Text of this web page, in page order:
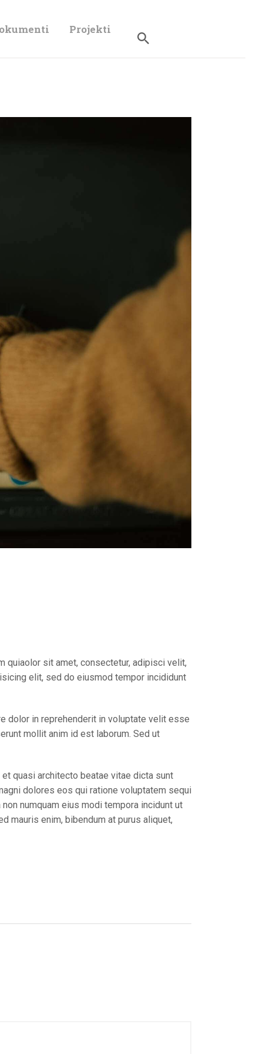
Projekti
quiaolor sit amet, consectetur, adipisci velit,
elit, sed do eiusmod tempor incididunt
dolor in reprehenderit in voluptate velit esse
mollit anim id est laborum. Sed ut
quasi architecto beatae vitae dicta sunt
dolores eos qui ratione voluptatem sequi
numquam eius modi tempora incidunt ut
mauris enim, bibendum at purus aliquet,